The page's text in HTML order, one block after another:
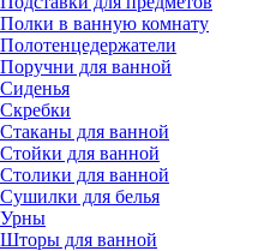
Полки в ванную комнату
Полотенцедержатели
Поручни для ванной
Сиденья
Скребки
Стаканы для ванной
Стойки для ванной
Столики для ванной
Сушилки для белья
Урны
Шторы для ванной